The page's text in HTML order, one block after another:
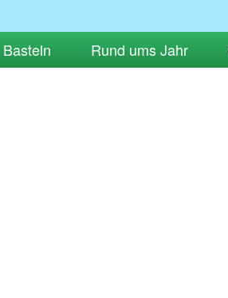
Basteln Rund ums Jahr